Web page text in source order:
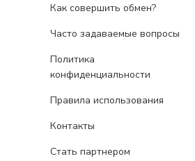
Как совершить обмен?
Часто задаваемые вопросы
Политика
конфиденциальности
Правила использования
Контакты
Стать партнером